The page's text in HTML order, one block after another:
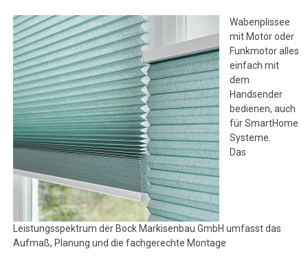
Wabenplissee
mit Motor oder
Funkmotor alles
einfach mit
dem
Handsender
bedienen, auch
für SmartHome
Systeme.
Das
Leistungsspektrum der Bock Markisenbau GmbH umfasst das
Aufmaß, Planung und die fachgerechte Montage